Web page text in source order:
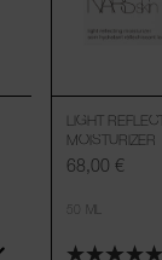
LIGHT
MOISTURIZER
68,00 €